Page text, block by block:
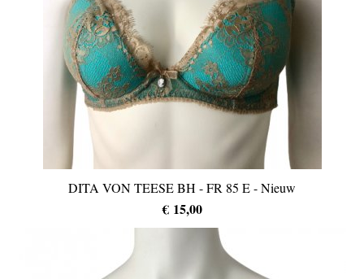
DITA VON TEESE BH - FR 85 E - Nieuw
€ 15,00